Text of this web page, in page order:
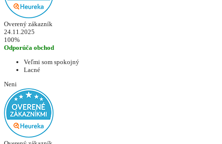
Overený zákazník
24.11.2025
100%
Odporúča obchod
Veľmi som spokojný
Lacné
Neni